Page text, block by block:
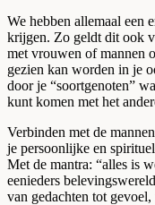
We hebben allemaal een
krijgen. Zo geldt dit ook
met vrouwen of mannen
gezien kan worden in je
door je “soortgenoten”
kunt komen met het
Verbinden met de
je persoonlijke en
Met de mantra: “alles is
eenieders
van gedachten tot gevoel,